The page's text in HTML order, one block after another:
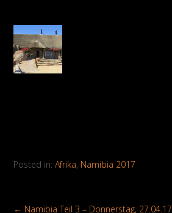
Posted in:Afrika, Namibia 2017
← Namibia Teil 3 – Donnerstag, 27.04.17